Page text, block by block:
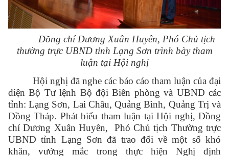
Đồng chíDương Xuân Huyên, Phó Chủ tịch
thường trực UBND tỉnh Lạng Sơn trình bày tham
luận tại Hội nghị
Hội nghị đã nghe các báo cáo tham luận của đại
diện Bộ Tư lệnh Bộ đội Biên phòng và UBND các
tỉnh: Lạng Sơn, Lai Châu, Quảng Bình, Quảng Trị và
Đồng Tháp. Phát biểu tham luận tại Hội nghị, Đồng
chíDương Xuân Huyên,
Phó Chủ tịch Thường trực
UBND tỉnh Lạng Sơn đã trao đổivề một số khó
khăn, vướng mắc trong thực hiệnNghị định